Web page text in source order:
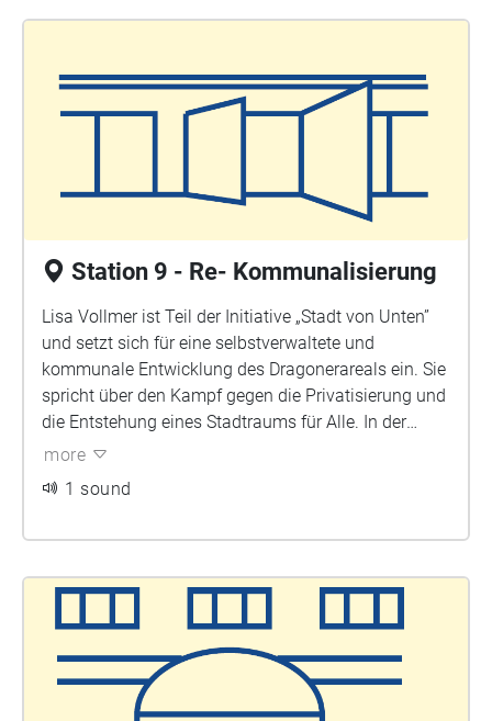
Lernort schaffen. Zentral ist dabei das Gedenken
Station 9 - Re- Kommunalisierung
Lisa Vollmer ist Teil der Initiative „Stadt von Unten”
und setzt sich für eine selbstverwaltete und
kommunale Entwicklung des Dragonerareals ein. Sie
spricht über den Kampf gegen die Privatisierung und
die Entstehung eines Stadtraums für Alle. In der
Plangarage setzt sich die Initiative “Stadt von unten”
Initiative gründete sich 2014 und war eine der
Wunsch ist ein Quartier, das möglichst viel
nutzbare Flächen erhält und zugleich wirklich
bezahlbare Wohn- und Arbeitsflächen schafft.
more
1 sound